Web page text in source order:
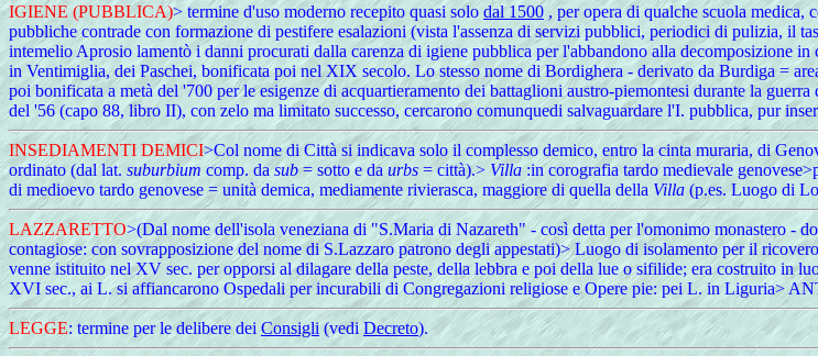
IGIENE (PUBBLICA)> termine d'uso moderno recepito quasi solo dal 1500 , per opera di qualche scuola medica,
pubbliche contrade con formazione di pestifere esalazioni (vista l'assenza di servizi pubblici, periodici di pulizia, il
intemelio Aprosio lamentò i danni procurati dalla carenza di igiene pubblica per l'abbandono alla decomposizione
in Ventimiglia, dei Paschei, bonificata poi nel XIX secolo. Lo stesso nome di Bordighera - derivato da Burdiga =
poi bonificata a metà del '700 per le esigenze di acquartieramento dei battaglioni austro-piemontesi durante la
del '56 (capo 88, libro II), con zelo ma limitato successo, cercarono comunquedi salvaguardare l'I. pubblica, pur
INSEDIAMENTI DEMICI>Col nome di Città si indicava solo il complesso demico, entro la cinta muraria, di
ordinato (dal lat. suburbiumcomp. dasub= sotto e daurbs= città).>Villa:in corografia tardo medievale
di medioevo tardo genovese = unità demica, mediamente rivierasca, maggiore di quella della Villa (p.es. Luogo di
LAZZARETTO>(Dal nome dell'isola veneziana di "S.Maria di Nazareth" - così detta per l'omonimo monastero -
contagiose: con sovrapposizione del nome di S.Lazzaro patrono degli appestati)> Luogo di isolamento per il
venne istituito nel XV sec. per opporsi al dilagare della peste, della lebbra e poi della lue o sifilide; era costruito in
XVI sec., ai L. si affiancarono Ospedali per incurabili di Congregazioni religiose e Opere pie: pei L. in Liguria>
LEGGE: termine per le delibere deiConsigli (vedi Decreto).